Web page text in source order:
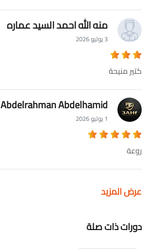
منه الله احمد السيد عماره
3 يوليو 2026
كتير منيحة
Abdelrahman Abdelhamid
1 يوليو 2026
روعة
عرض المزيد
دورات ذات صلة